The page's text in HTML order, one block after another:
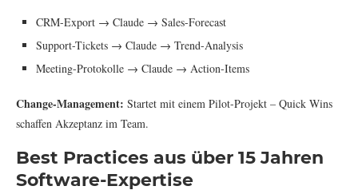
CRM-Export → Claude → Sales-Forecast
Support-Tickets → Claude → Trend-Analysis
Meeting-Protokolle → Claude → Action-Items
Change-Management: Startet mit einem Pilot-Projekt – Quick Wins
schaffen Akzeptanz im Team.
Best Practices aus über 15 Jahren
Software-Expertise